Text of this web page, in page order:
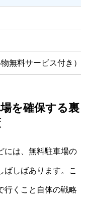
無料サービス付き）
を確保する裏
には、無料駐車場の
ばしばあります。こ
行くこと自体の戦略